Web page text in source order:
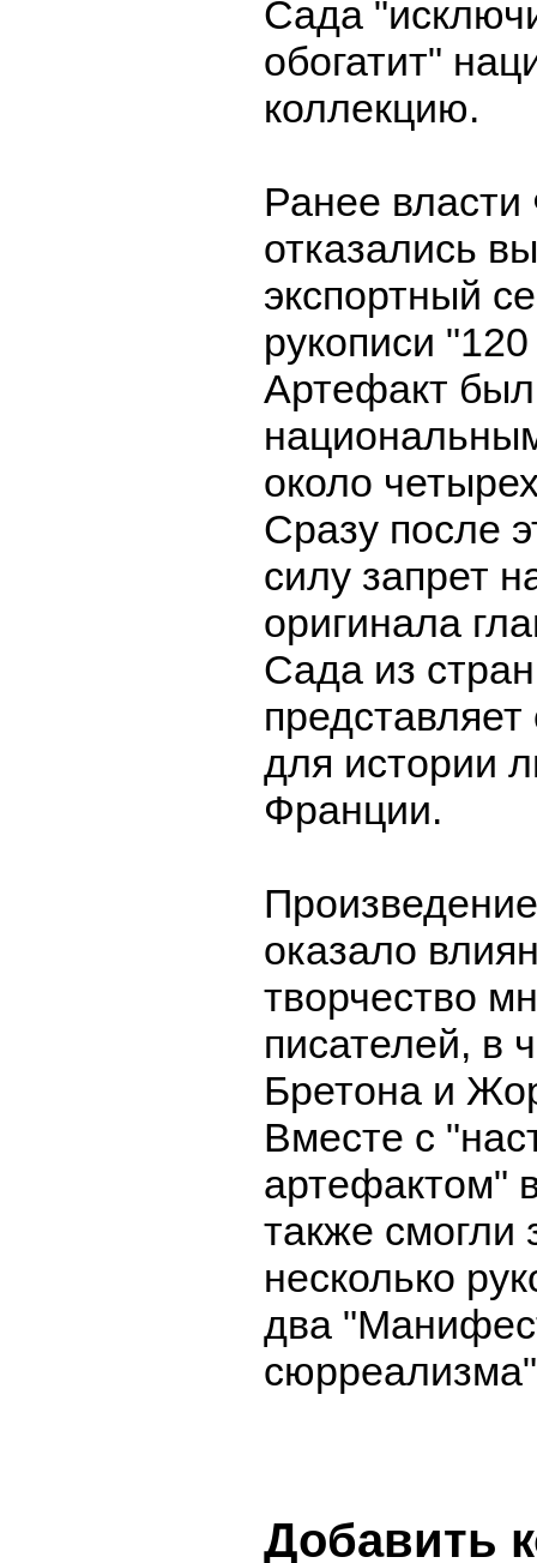
Сада
обогатит"
коллекцию.
Ранее
отказались
экспортный
рукописи
Артефакт
около
Сразу после
силу запрет
оригинала
Сада из
для истории
Франции.
оказало
творчество
писателей, в
Бретона и
Вместе с
артефактом"
также смогли
несколько
два
Добавить